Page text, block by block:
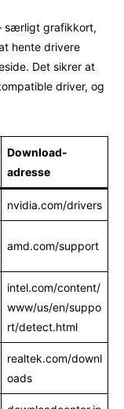
særligt grafikkort,
hente drivere
Det sikrer at
driver, og
Download-
adresse
nvidia.com/drivers
amd.com/support
intel.com/content/
www/us/en/suppo
rt/detect.html
realtek.com/downl
oads